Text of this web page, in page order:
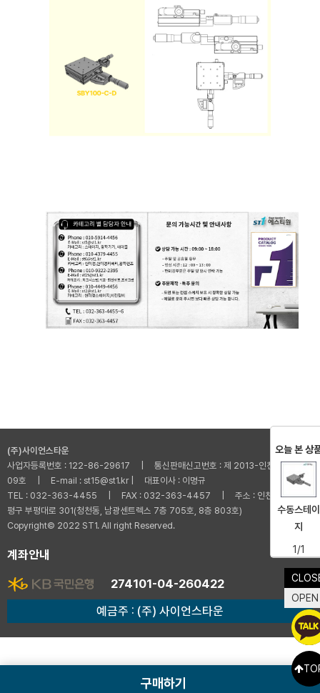
구매하기
(주)사이언스타운
사업자등록번호 : 122-86-29617 | 통신판매신고번호 : 제 2013-인천부평-001
09호 | E-mail : st15@st1.kr | 대표이사 : 이명규
TEL : 032-363-4455 | FAX : 032-363-4457 | 주소 : 인천광역시 부
평구 부평대로 301(청천동, 남광센트렉스 7층 705호, 8층 803호)
Copyright© 2022 ST1. All right Reserved.
계좌안내
274101-04-260422
예금주 : (주) 사이언스타운
OPEN
오늘 본 상
수동스테이
지
1/1